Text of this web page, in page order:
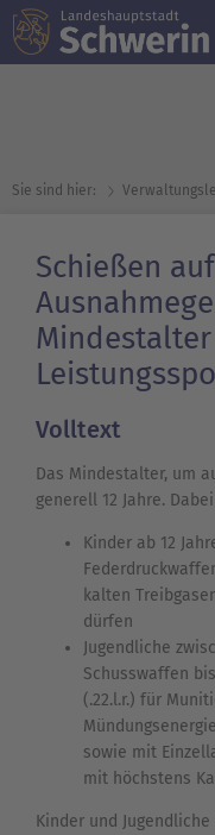
Sie sind hier:
Schießen
Volltext
Das Mindestalter, um
generell 12 Jahre.
Kinder ab 12
kalten
dürfen
Jugendliche
Schusswaffen
(.22.l.r.) für
sowie mit
mit höchstens
Kinder und